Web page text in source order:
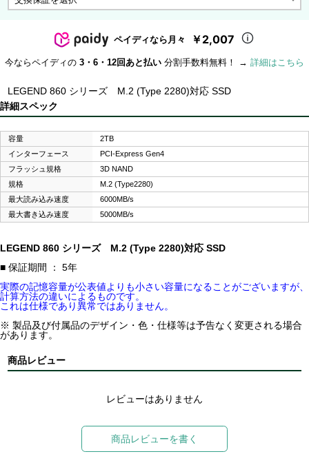
ペイディなら月々 ￥2,007
今ならペイディの 3・6・12回あと払い 分割手数料無料！ → 詳細はこちら
LEGEND 860 シリーズ M.2 (Type 2280)対応 SSD
詳細スペック
容量
2TB
インターフェース
PCI-Express Gen4
フラッシュ規格
3D NAND
規格
M.2 (Type2280)
最大読み込み速度
6000MB/s
最大書き込み速度
5000MB/s
LEGEND 860 シリーズ M.2 (Type 2280)対応 SSD
■ 保証期間 ： 5年
実際の記憶容量が公表値よりも小さい容量になることがございますが、
計算方法の違いによるものです。
これは仕様であり異常ではありません。
※ 製品及び付属品のデザイン・色・仕様等は予告なく変更される場合
があります。
商品レビュー
レビューはありません
商品レビューを書く